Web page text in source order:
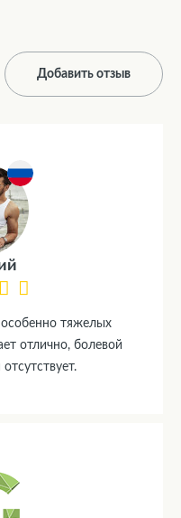
Добавить отзыв
тяжелых
отлично, болевой